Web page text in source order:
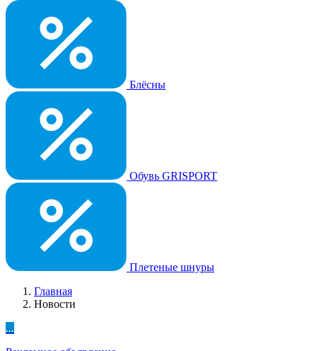
Блёсны
Обувь GRISPORT
Плетеные шнуры
Главная
Новости
...